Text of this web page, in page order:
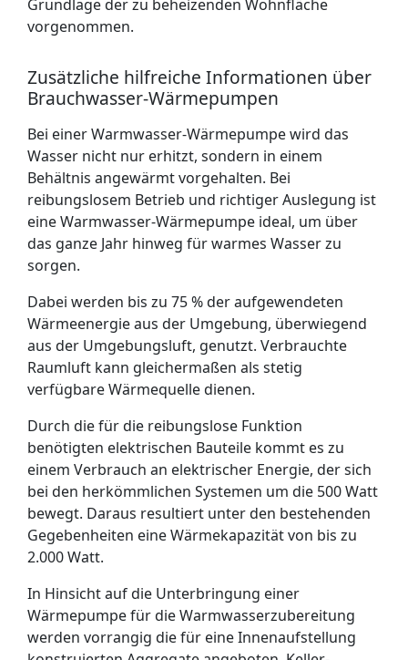
Grundlage der zu beheizenden Wohnfläche
vorgenommen.
Zusätzliche hilfreiche Informationen über
Brauchwasser-Wärmepumpen
Bei einer Warmwasser-Wärmepumpe wird das
Wasser nicht nur erhitzt, sondern in einem
Behältnis angewärmt vorgehalten. Bei
reibungslosem Betrieb und richtiger Auslegung ist
eine Warmwasser-Wärmepumpe ideal, um über
das ganze Jahr hinweg für warmes Wasser zu
sorgen.
Dabei werden bis zu 75 % der aufgewendeten
Wärmeenergie aus der Umgebung, überwiegend
aus der Umgebungsluft, genutzt. Verbrauchte
Raumluft kann gleichermaßen als stetig
verfügbare Wärmequelle dienen.
Durch die für die reibungslose Funktion
benötigten elektrischen Bauteile kommt es zu
einem Verbrauch an elektrischer Energie, der sich
bei den herkömmlichen Systemen um die 500 Watt
bewegt. Daraus resultiert unter den bestehenden
Gegebenheiten eine Wärmekapazität von bis zu
2.000 Watt.
In Hinsicht auf die Unterbringung einer
Wärmepumpe für die Warmwasserzubereitung
werden vorrangig die für eine Innenaufstellung